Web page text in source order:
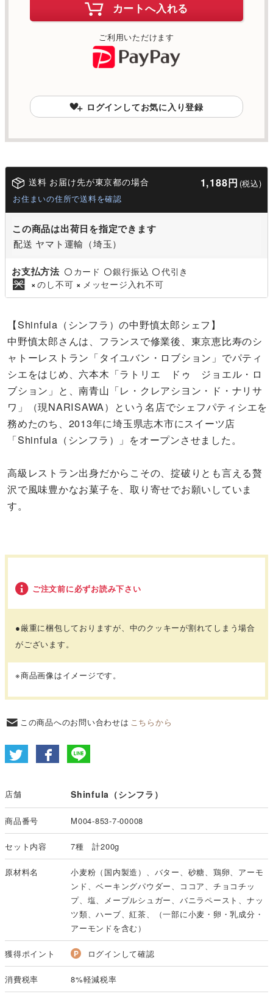
カートへ入れる
ご利用いただけます
ログインしてお気に入り登録
送料 お届け先が東京都の場合 1,188円 (税込)
お住まいの住所で送料を確認
この商品は出荷日を指定できます
配送 ヤマト運輸（埼玉）
お支払方法 〇 カード 〇銀行振込 〇代引き
× のし不可 × メッセージ入れ不可
【Shinfula（シンフラ）の中野慎太郎シェフ】
中野慎太郎さんは、フランスで修業後、東京恵比寿のシ
ャトーレストラン「タイユバン・ロブション」でパティ
シエをはじめ、六本木「ラトリエ ドゥ ジョエル・ロ
ブション」と、南青山「レ・クレアシヨン・ド・ナリサ
ワ」（現NARISAWA）という名店でシェフパティシエを
務めたのち、2013年に埼玉県志木市にスイーツ店
「Shinfula（シンフラ）」をオープンさせました。
高級レストラン出身だからこその、掟破りとも言える贅
沢で風味豊かなお菓子を、取り寄せでお願いしていま
す。
ご注文前に必ずお読み下さい
●厳重に梱包しておりますが、中のクッキーが割れてしまう場合
がございます。
※商品画像はイメージです。
この商品へのお問い合わせは こちらから
店舗 Shinfula（シンフラ）
商品番号 M004-853-7-00008
セット内容 7種 計200g
原材料名
小麦粉（国内製造）、バター、砂糖、鶏卵、アーモ
ンド、ベーキングパウダー、ココア、チョコチッ
プ、塩、メープルシュガー、バニラペースト、ナッ
ツ類、ハーブ、紅茶、（一部に小麦・卵・乳成分・
アーモンドを含む）
獲得ポイント ログインして確認
消費税率 8%軽減税率